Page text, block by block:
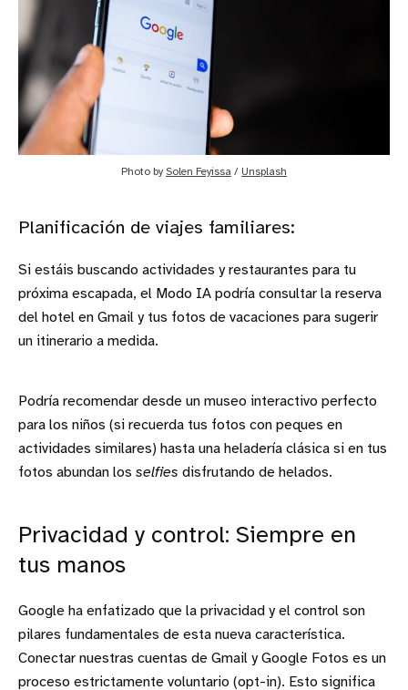
Photo by Solen Feyissa / Unsplash
Planificación de viajes familiares:
Si estáis buscando actividades y restaurantes para tu
próxima escapada, el Modo IA podría consultar la reserva
del hotel en Gmail y tus fotos de vacaciones para sugerir
un itinerario a medida.
Podría recomendar desde un museo interactivo perfecto
para los niños (si recuerda tus fotos con peques en
actividades similares) hasta una heladería clásica si en tus
fotos abundan los selfies disfrutando de helados.
Privacidad y control: Siempre en
tus manos
Google ha enfatizado que la privacidad y el control son
pilares fundamentales de esta nueva característica.
Conectar nuestras cuentas de Gmail y Google Fotos es un
proceso estrictamente voluntario (opt-in). Esto significa